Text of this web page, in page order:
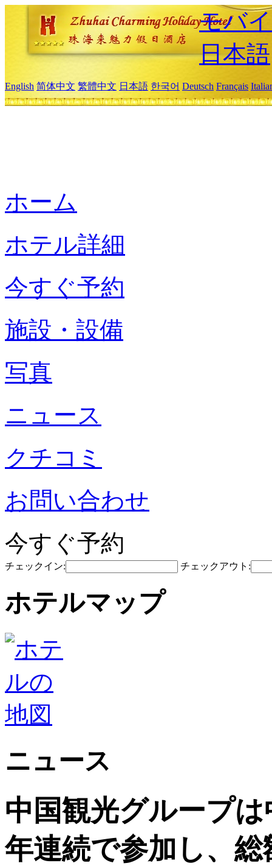
モバ
日本語
English 简体中文 繁體中文 日本語 한국어 Deutsch Français
ホーム
ホテル詳細
今すぐ予約
施設・設備
写真
ニュース
クチコミ
お問い合わせ
今すぐ予約
チェックイン: チェックアウト:
ホテルマップ
ニュース
中国観光グループ
年連続で参加し、